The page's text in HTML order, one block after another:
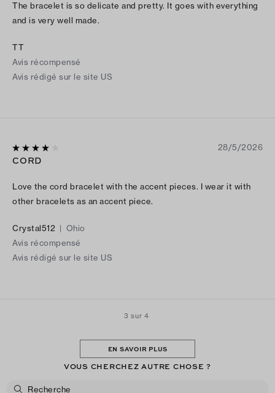
The bracelet is so delicate and pretty. It goes with everything
and is very well made.
TT
Avis récompensé
Avis rédigé sur le site US
28/5/2026
CORD
Love the cord bracelet with the accent pieces. I wear it with
other bracelets as an accent piece.
Crystal512 | Ohio
Avis récompensé
Avis rédigé sur le site US
3 sur 4
EN SAVOIR PLUS
VOUS CHERCHEZ AUTRE CHOSE ?